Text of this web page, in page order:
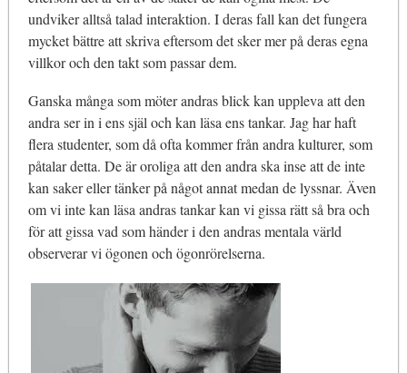
undviker alltså talad interaktion. I deras fall kan det fungera
mycket bättre att skriva eftersom det sker mer på deras egna
villkor och den takt som passar dem.
Ganska många som möter andras blick kan uppleva att den
andra ser in i ens själ och kan läsa ens tankar. Jag har haft
flera studenter, som då ofta kommer från andra kulturer, som
påtalar detta. De är oroliga att den andra ska inse att de inte
kan saker eller tänker på något annat medan de lyssnar. Även
om vi inte kan läsa andras tankar kan vi gissa rätt så bra och
för att gissa vad som händer i den andras mentala värld
observerar vi ögonen och ögonrörelserna.